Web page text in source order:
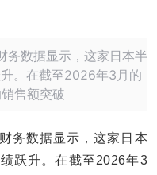
务数据显示，这家日本半
。在截至2026年3月的
售额突破
数据显示，这家日本
跃升。在截至2026年3